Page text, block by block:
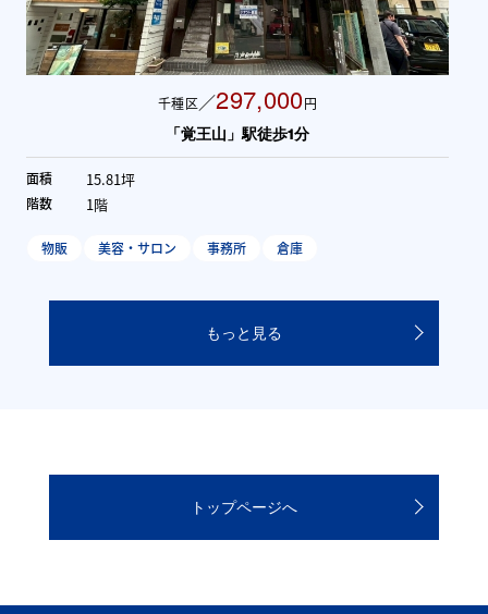
千種区 ／297,000円
「覚王山」駅徒歩1分
面積 15.81坪
階数 1階
物販 美容・サロン 事務所 倉庫
もっと見る
トップページへ